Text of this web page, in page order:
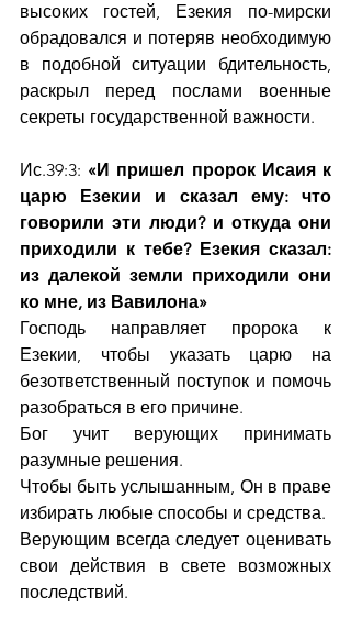
высоких гостей, Езекия по-мирски
обрадовался и потеряв необходимую
в подобной ситуации бдительность,
раскрыл перед послами военные
секреты государственной важности.
Ис.39:3: «И пришел пророк Исаия к
царю Езекии и сказал ему: что
говорили эти люди? и откуда они
приходили к тебе? Езекия сказал:
из далекой земли приходили они
ко мне, из Вавилона»
Господь направляет пророка к
Езекии, чтобы указать царю на
безответственный поступок и помочь
разобраться в его причине.
Бог учит верующих принимать
разумные решения.
Чтобы быть услышанным, Он в праве
избирать любые способы и средства.
Верующим всегда следует оценивать
свои действия в свете возможных
последствий.